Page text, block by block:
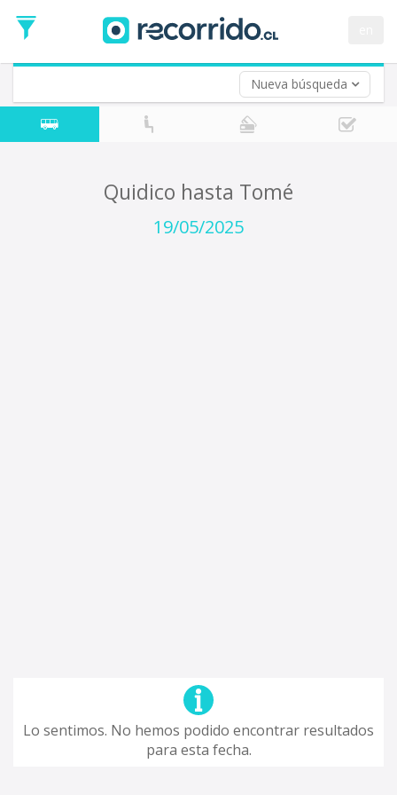
Nueva búsqueda
de
Ida
Vuelta (opcional)
Fecha
de
Quidico hasta Tomé
19/05/2025
Lo sentimos. No hemos podido encontrar resultados
para esta fecha.